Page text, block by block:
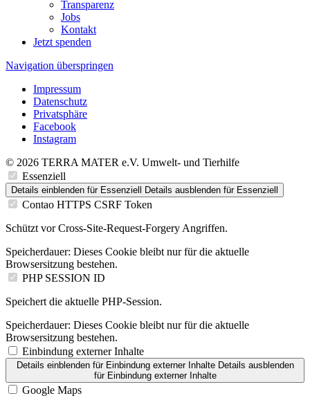
Transparenz
Jobs
Kontakt
Jetzt spenden
Navigation überspringen
Impressum
Datenschutz
Privatsphäre
Facebook
Instagram
© 2026 TERRA MATER e.V. Umwelt- und Tierhilfe
Essenziell
Details einblenden für Essenziell Details ausblenden für Essenziell
Contao HTTPS CSRF Token
Schützt vor Cross-Site-Request-Forgery Angriffen.
Speicherdauer: Dieses Cookie bleibt nur für die aktuelle
Browsersitzung bestehen.
PHP SESSION ID
Speichert die aktuelle PHP-Session.
Speicherdauer: Dieses Cookie bleibt nur für die aktuelle
Browsersitzung bestehen.
Einbindung externer Inhalte
Details einblendenfür Einbindung externer Inhalte Details ausblenden
für Einbindung externer Inhalte
Google Maps